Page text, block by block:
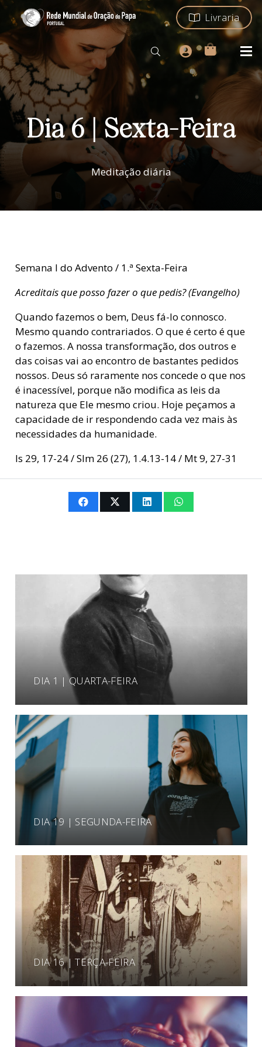
Livraria
Dia 6 | Sexta-Feira
Meditação diária
Semana I do Advento / 1.ª Sexta-Feira
Acreditais que posso fazer o que pedis? (Evangelho)
Quando fazemos o bem, Deus fá-lo connosco.
Mesmo quando contrariados. O que é certo é que
o fazemos. A nossa transformação, dos outros e
das coisas vai ao encontro de bastantes pedidos
nossos. Deus só raramente nos concede o que nos
é inacessível, porque não modifica as leis da
natureza que Ele mesmo criou. Hoje peçamos a
capacidade de ir respondendo cada vez mais às
necessidades da humanidade.
Is 29, 17-24 / Slm 26 (27), 1.4.13-14 / Mt 9, 27-31
DIA 1 | QUARTA-FEIRA
DIA 19 | SEGUNDA-FEIRA
DIA 16 | TERÇA-FEIRA